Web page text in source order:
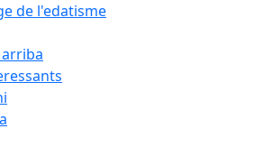
de l'edatisme